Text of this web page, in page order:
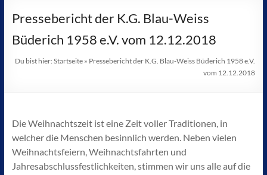
e.V
Pressebericht der K.G. Blau-Weiss
Büderich 1958 e.V. vom 12.12.2018
Du bist hier:Startseite » Pressebericht der K.G. Blau-Weiss Büderich 1958 e.V.
vom 12.12.2018
Die Weihnachtszeit ist eine Zeit voller Traditionen, in
welcher die Menschen besinnlich werden. Neben vielen
Weihnachtsfeiern, Weihnachtsfahrten und
Jahresabschlussfestlichkeiten, stimmen wir uns alle auf die